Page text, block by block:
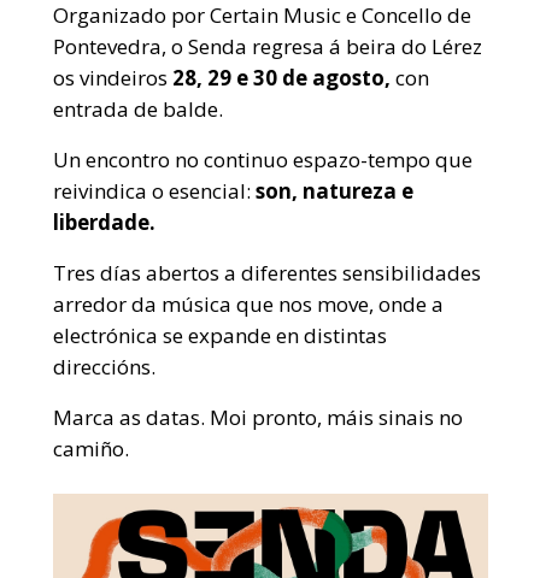
Organizado por Certain Music e Concello de
Pontevedra, o Senda regresa á beira do Lérez
os vindeiros 28, 29 e 30 de agosto, con
entrada de balde.
Un encontro no continuo espazo-tempo que
reivindica o esencial: son, natureza e
liberdade.
Tres días abertos a diferentes sensibilidades
arredor da música que nos move, onde a
electrónica se expande en distintas
direccións.
Marca as datas. Moi pronto, máis sinais no
camiño.